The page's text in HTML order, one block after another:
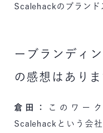
Scalehackのブランド
ーブランディ
の感想はあり
倉田：
このワー
Scalehackという会